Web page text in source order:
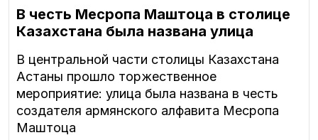
В честь Месропа Маштоца в столице
Казахстана была названа улица
В центральной части столицы Казахстана
Астаны прошло торжественное
мероприятие: улица была названа в честь
создателя армянского алфавита Месропа
Маштоца